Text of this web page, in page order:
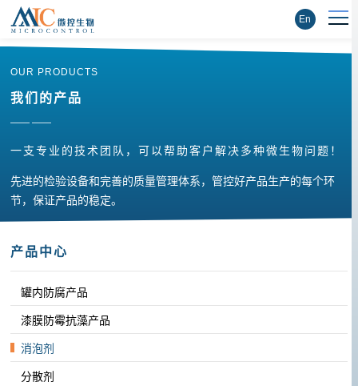
En
OUR PRODUCTS
我们的产品
—— ——
一支专业的技术团队，可以帮助客户解决多种微生物问题！
先进的检验设备和完善的质量管理体系，管控好产品生产的每个环
节，保证产品的稳定。
产品中心
罐内防腐产品
漆膜防霉抗藻产品
消泡剂
分散剂